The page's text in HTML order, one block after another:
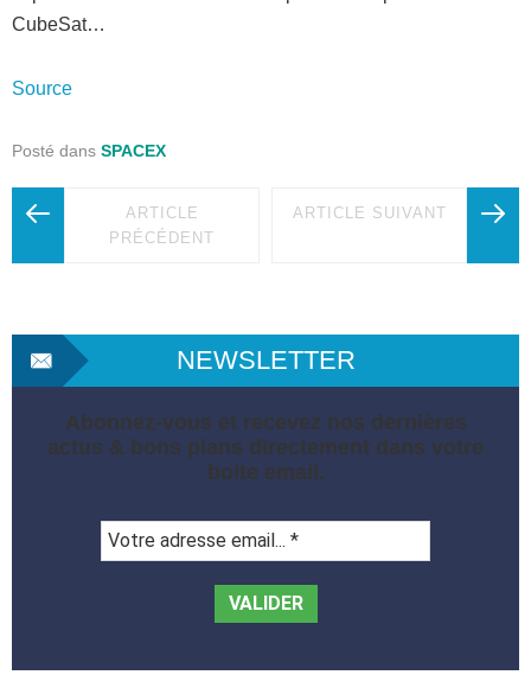
CubeSat…
Source
Posté dans SPACEX
ARTICLE
PRÉCÉDENT
ARTICLE SUIVANT
NEWSLETTER
Abonnez-vous et recevez nos dernières
actus & bons plans directement dans votre
boite email.
adresse